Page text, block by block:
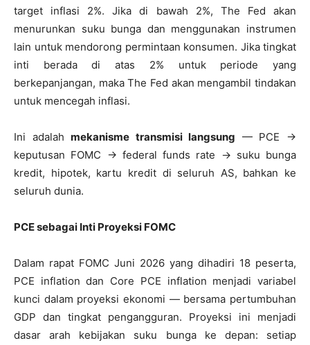
target inflasi 2%. Jika di bawah 2%, The Fed akan
menurunkan suku bunga dan menggunakan instrumen
lain untuk mendorong permintaan konsumen. Jika tingkat
inti berada di atas 2% untuk periode yang
berkepanjangan, maka The Fed akan mengambil tindakan
untuk mencegah inflasi.
Ini adalahmekanisme transmisi langsung — PCE →
keputusan FOMC → federal funds rate → suku bunga
kredit, hipotek, kartu kredit di seluruh AS, bahkan ke
seluruh dunia.
PCE sebagai Inti Proyeksi FOMC
Dalam rapat FOMC Juni 2026 yang dihadiri 18 peserta,
PCE inflation dan Core PCE inflation menjadi variabel
kunci dalam proyeksi ekonomi — bersama pertumbuhan
GDP dan tingkat pengangguran. Proyeksi ini menjadi
dasar arah kebijakan suku bunga ke depan: setiap